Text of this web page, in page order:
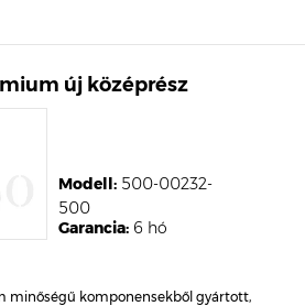
új középrész
Garancia: 6 hó
Modell: 500-00232-
500
minőségű komponensekből gyártott,